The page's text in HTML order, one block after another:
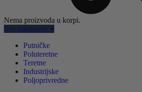
Nema proizvoda u korpi.
Sve kategorije
Putničke
Poluteretne
Teretne
Industrijske
Poljoprivredne